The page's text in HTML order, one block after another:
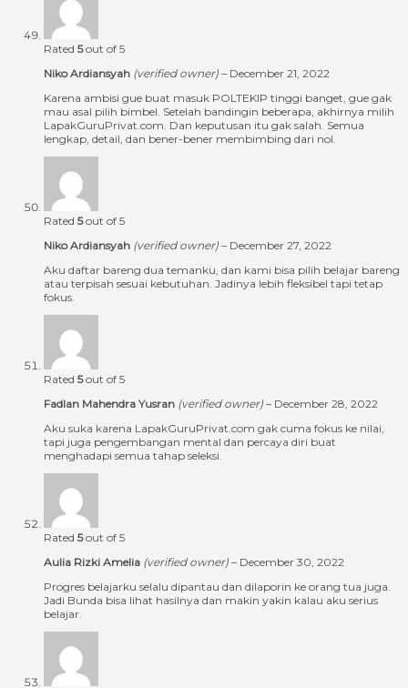
Rated 5out of 5
Niko Ardiansyah (verified owner) – December 21, 2022
Karena ambisi gue buat masuk POLTEKIP tinggi banget, gue gak
mau asal pilih bimbel. Setelah bandingin beberapa, akhirnya milih
LapakGuruPrivat.com. Dan keputusan itu gak salah. Semua
lengkap, detail, dan bener-bener membimbing dari nol.
Rated 5out of 5
Niko Ardiansyah (verified owner) – December 27, 2022
Aku daftar bareng dua temanku, dan kami bisa pilih belajar bareng
atau terpisah sesuai kebutuhan. Jadinya lebih fleksibel tapi tetap
fokus.
Rated 5out of 5
Fadlan Mahendra Yusran (verified owner) – December 28, 2022
Aku suka karena LapakGuruPrivat.com gak cuma fokus ke nilai,
tapi juga pengembangan mental dan percaya diri buat
menghadapi semua tahap seleksi.
Rated 5out of 5
Aulia Rizki Amelia (verified owner) – December 30, 2022
Progres belajarku selalu dipantau dan dilaporin ke orang tua juga.
Jadi Bunda bisa lihat hasilnya dan makin yakin kalau aku serius
belajar.